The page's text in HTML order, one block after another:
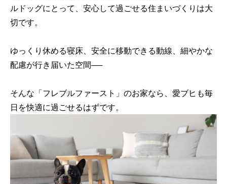
ルドッグにとって、安心して過ごせる住まいづくりは大
切です。
ゆっくり休める寝床、安全に移動できる動線、細やかな
配慮が行き届いた空間──
そんな「フレブルファースト」のお家なら、愛ブヒも毎
日を快適に過ごせるはずです。